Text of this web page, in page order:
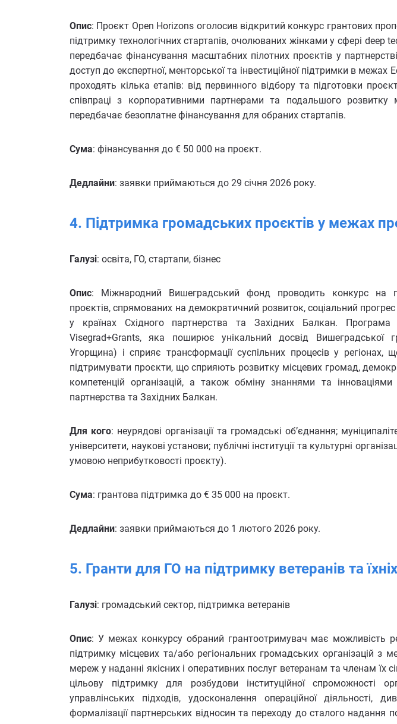
Опис: Проєкт Open Horizons оголосив відкритий конкурс грантових
підтримку технологічних стартапів, очолюваних жінками у сфері deep
передбачає фінансування масштабних пілотних проєктів у
доступ до експертної, менторської та інвестиційної підтримки в
проходять кілька етапів: від первинного відбору та підготовки
співпраці з корпоративними партнерами та подальшого розвитку
передбачає безоплатне фінансування для обраних стартапів.
Сума: фінансування до € 50 000 на проєкт.
Дедлайни: заявки приймаються до 29 січня 2026 року.
4. Підтримка громадських проєктів у межах
Галузі: освіта, ГО, стартапи, бізнес
Опис: Міжнародний Вишеградський фонд проводить конкурс на
проєктів, спрямованих на демократичний розвиток, соціальний прогрес
у країнах Східного партнерства та Західних Балкан. Програма
Visegrad+Grants, яка поширює унікальний досвід Вишеградської
Угорщина) і сприяє трансформації суспільних процесів у регіонах,
підтримувати проєкти, що сприяють розвитку місцевих громад,
компетенцій організацій, а також обміну знаннями та
партнерства та Західних Балкан.
Для кого: неурядові організації та громадські об’єднання;
університети, наукові установи; публічні інституції та культурні
умовою неприбутковості проєкту).
Сума: грантова підтримка до € 35 000 на проєкт.
Дедлайни: заявки приймаються до 1 лютого 2026 року.
5. Гранти для ГО на підтримку ветеранів та
Галузі: громадський сектор, підтримка ветеранів
Опис: У межах конкурсу обраний грантоотримувач має можливість
підтримку місцевих та/або регіональних громадських організацій з
мереж у наданні якісних і оперативних послуг ветеранам та членам їх
цільову підтримку для розбудови інституційної спроможності
управлінських підходів, удосконалення операційної діяльності,
формалізації партнерських відносин та переходу до сталого надання